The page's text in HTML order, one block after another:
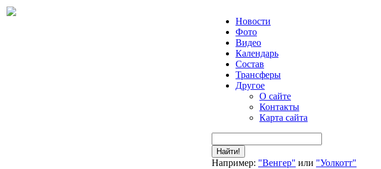
Новости
Фото
Видео
Календарь
Состав
Трансферы
Другое
О сайте
Контакты
Карта сайта
Найти!
Например: "Венгер" или "Уолкотт"